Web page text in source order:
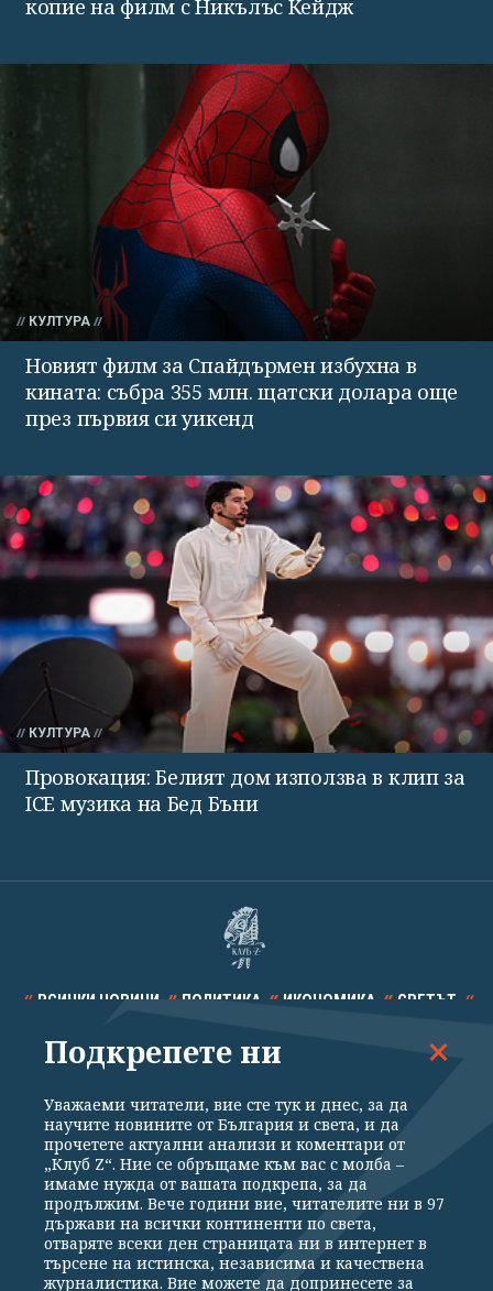
копие на филм с Никълъс Кейдж
КУЛТУРА
Новият филм за Спайдърмен избухна в
кината: събра 355 млн. щатски долара още
през първия си уикенд
КУЛТУРА
Провокация: Белият дом използва в клип за
ICE музика на Бед Бъни
ВСИЧКИ НОВИНИ ПОЛИТИКА ИКОНОМИКА СВЕТЪТ
СПОРТ КУЛТУРА ТЕХНОЛОГИИ КАЛЕЙДОСКОП
Общи условия
Политика за поверителност
Реклама
Партньори Контакти
За Клуб Z
Екип
Подкрепете ни
Подкрепете ни
Уважаеми читатели, вие сте тук и днес, за да
научите новините от България и света, и да
прочетете актуални анализи и коментари от
„Клуб Z“. Ние се обръщаме към вас с молба –
имаме нужда от вашата подкрепа, за да
продължим. Вече години вие, читателите ни в 97
държави на всички континенти по света,
отваряте всеки ден страницата ни в интернет в
търсене на истинска, независима и качествена
журналистика. Вие можете да допринесете за